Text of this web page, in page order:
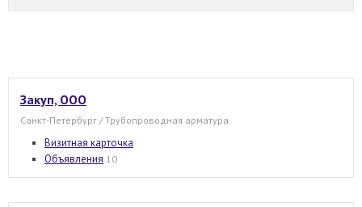
Закуп, ООО
Санкт-Петербург / Трубопроводная арматура
Визитная карточка
Объявления 10